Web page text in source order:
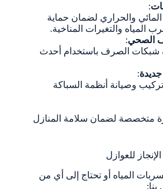
:
والحراري لضمان حماية
المياه والتغيرات المناخية.
الصحي:
شبكات الصرف باستخدام أحدث
:
وصيانة أنظمة السباكة
متخصصة لضمان سلامة المنازل
للعوازل
المياه أو تحتاج إلى أي من
بنا: